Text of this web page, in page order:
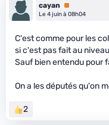
cayan
Premium
Le 4 juin à 08h04
C'est comme pour les
si c'est pas fait au
Sauf bien entendu pour
On a les députés qu'on
2